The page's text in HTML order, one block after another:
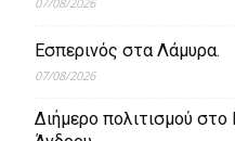
Εσπερινός στα Λάμυρα.
07/08/2026
Διήμερο πολιτισμού